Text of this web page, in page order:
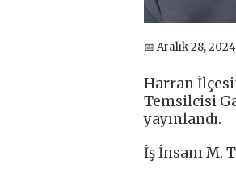
📅 Aralık 28, 2024
Harran
Temsilcisi
yayınlandı.
İş İnsanı M.